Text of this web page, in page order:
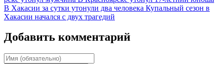
В Хакасии за сутки утонули два человека Купальный сезон в
Хакасии начался с двух трагедий
Добавить комментарий